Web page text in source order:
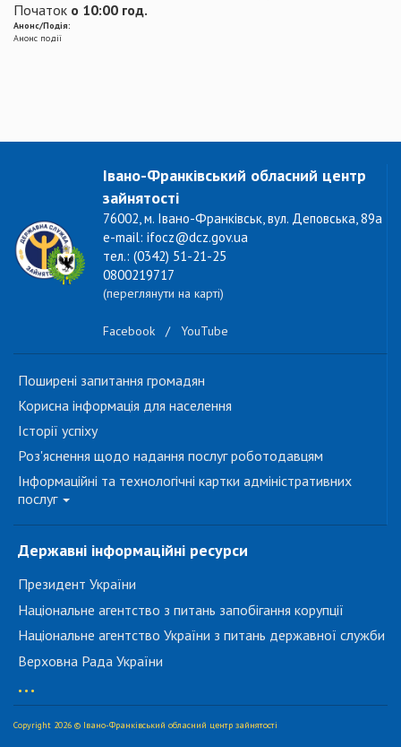
Початок о 10:00 год.
Анонс/Подія:
Анонс події
Івано-Франківський обласний центр
зайнятості
76002, м. Івано-Франківськ, вул. Деповська, 89а
e-mail: ifocz@dcz.gov.ua
тел.: (0342) 51-21-25
0800219717
(переглянути на карті)
Facebook / YouTube
Поширені запитання громадян
Корисна інформація для населення
Історії успіху
Роз'яснення щодо надання послуг роботодавцям
Інформаційні та технологічні картки адміністративних
послуг
Державні інформаційні ресурси
Президент України
Національне агентство з питань запобігання корупції
Національне агентство України з питань державної служби
Верховна Рада України
...
Copyright 2026 © Івано-Франківський обласний центр зайнятості